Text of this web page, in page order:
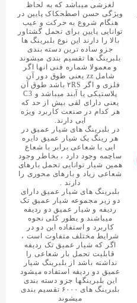
لغزشی میباشد که به لحاظ
ویژگی حسن اصطحکاک پایین در
هنگام شروع به حرکت و عیب
توانایی پایین برای تحمل گشتاور
بالا را دارند این نوع بلبرینگ ها
جزو ساده ترین دسته بندی
بلبرینگ ها تقسیم بندی میشوند
و معمولا شماره فنی انها اگر
شامل zz یعنی طوق دور آن
فلزی و اگر ۲RS باشد طوق آن
پلاستیکی یا آبند میباشد و C3
یعنی دارای لقی بیش از حد که
هر کدام در صنعت کاربرد ویژه
ایی دارند.
در بلبرینگ های شیار عمیق در
هر رینگ یک شیار عمیق دایره
ایی با شعاعی برابر با شعاع
ساچمه وجود دارد ، بخاطر وجود
همین شیار توانایی تحمل بارهای
شعاعی زیاد و بارهای محوری را
دارند .
بلبرینگ های شیار عمیق دارای
دو زیر مجموعه شیار عمیق تک
ردیفه و شیار عمیق دو ردیفه
میباشند و بطور کلی نحوه
کاربرد و استفاده این دو در
شرایط مختلف متفاوت است ،
اگر که شیار عمیق تک ردیفه
قابلیت تحمل بار شعاعی را
نداشته باشد از بلبرینگ شیار
عمیق دو ردیفه استفاده میشود
این بلبرینگها جزو دسته بندی
بلبرینگ های ۶۰۰۰ تقسیم بندی
میشوند